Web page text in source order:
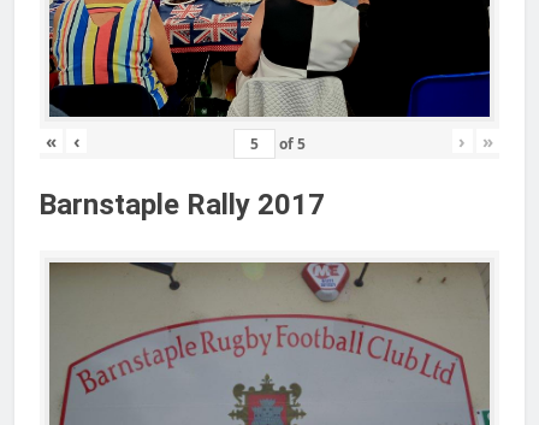
« ‹ of5 › »
Barnstaple Rally 2017